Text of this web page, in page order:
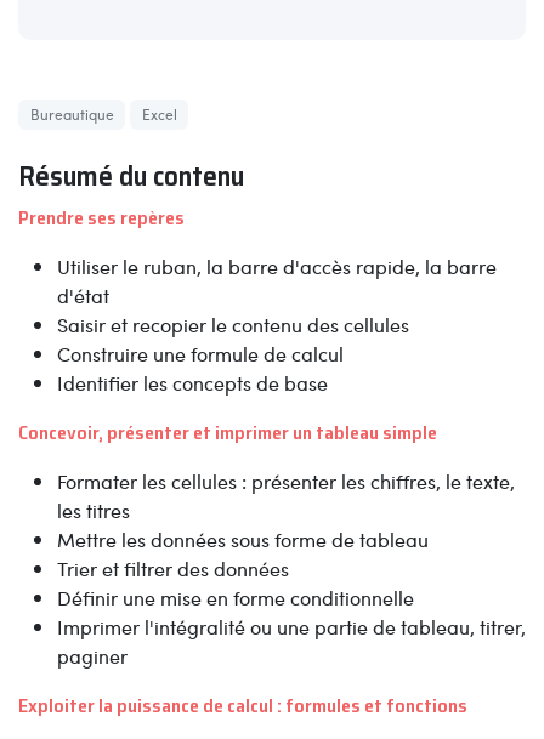
Bureautique Excel
Résumé du contenu
Prendre ses repères
Utiliser le ruban, la barre d'accès rapide, la barre
d'état
Saisir et recopier le contenu des cellules
Construire une formule de calcul
Identifier les concepts de base
Concevoir, présenter et imprimer un tableau simple
Formater les cellules : présenter les chiffres, le texte,
les titres
Mettre les données sous forme de tableau
Trier et filtrer des données
Définir une mise en forme conditionnelle
Imprimer l'intégralité ou une partie de tableau, titrer,
paginer
Exploiter la puissance de calcul : formules et fonctions